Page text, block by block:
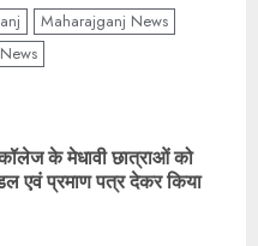
Maharajganj News
के मेधावी छात्राओं को
एवं प्रमाण पत्र देकर किया